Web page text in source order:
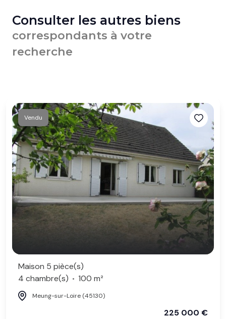
Consulter les autres biens
correspondants à votre
recherche
Vendu
Maison 5 pièce(s)
4 chambre(s)
100 m²
Meung-sur-Loire (45130)
225 000 €